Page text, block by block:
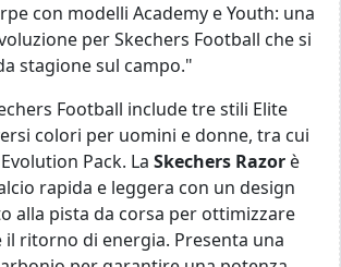
con modelli Academy e Youth: una
per Skechers Football che si
stagione sul campo."
Football include tre stili Elite
colori per uomini e donne, tra cui
Pack. La Skechers Razor è
rapida e leggera con un design
alla pista da corsa per ottimizzare
il ritorno di energia. Presenta una